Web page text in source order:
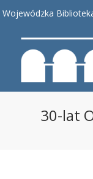
Wojewódzka
30-lat